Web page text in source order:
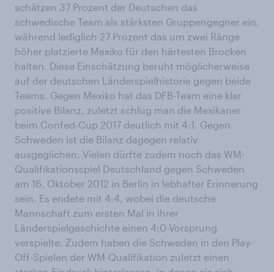
schätzen 37 Prozent der Deutschen das
schwedische Team als stärksten Gruppengegner ein,
während lediglich 27 Prozent das um zwei Ränge
höher platzierte Mexiko für den härtesten Brocken
halten. Diese Einschätzung beruht möglicherweise
auf der deutschen Länderspielhistorie gegen beide
Teams. Gegen Mexiko hat das DFB-Team eine klar
positive Bilanz, zuletzt schlug man die Mexikaner
beim Confed-Cup 2017 deutlich mit 4:1. Gegen
Schweden ist die Bilanz dagegen relativ
ausgeglichen. Vielen dürfte zudem noch das WM-
Qualifikationsspiel Deutschland gegen Schweden
am 16. Oktober 2012 in Berlin in lebhafter Erinnerung
sein. Es endete mit 4:4, wobei die deutsche
Mannschaft zum ersten Mal in ihrer
Länderspielgeschichte einen 4:0-Vorsprung
verspielte. Zudem haben die Schweden in den Play-
Off-Spielen der WM-Qualifikation zuletzt einen